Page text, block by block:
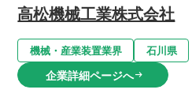
高松機械工業株式会社
機械・産業装置業界 石川県
企業詳細ページへarrow_right_alt